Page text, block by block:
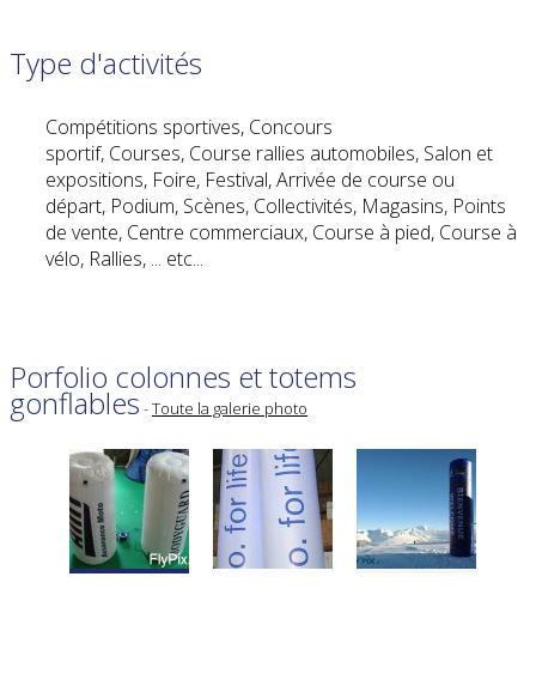
Type d'activités
Compétitions sportives, Concours
sportif, Courses, Course rallies automobiles, Salon et
expositions, Foire, Festival, Arrivée de course ou
départ, Podium, Scènes, Collectivités, Magasins, Points
de vente, Centre commerciaux, Course à pied, Course à
vélo, Rallies, ... etc...
Porfolio colonnes et totems
gonflables -Toute la galerie photo